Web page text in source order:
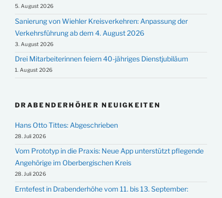
5. August 2026
Sanierung von Wiehler Kreisverkehren: Anpassung der
Verkehrsführung ab dem 4. August 2026
3. August 2026
Drei Mitarbeiterinnen feiern 40-jähriges Dienstjubiläum
1. August 2026
DRABENDERHÖHER NEUIGKEITEN
Hans Otto Tittes: Abgeschrieben
28. Juli 2026
Vom Prototyp in die Praxis: Neue App unterstützt pflegende
Angehörige im Oberbergischen Kreis
28. Juli 2026
Erntefest in Drabenderhöhe vom 11. bis 13. September: